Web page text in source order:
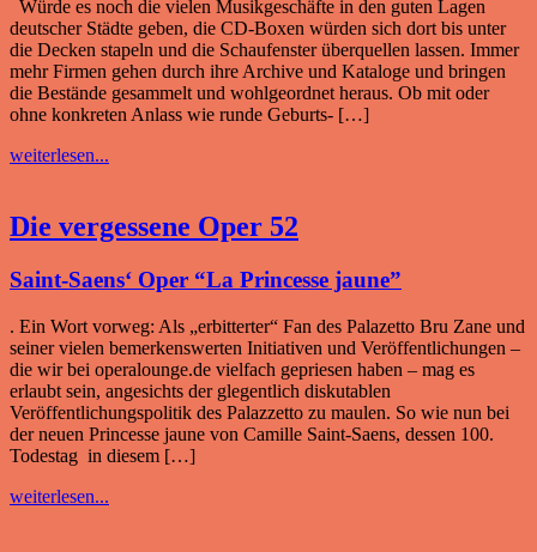
Würde es noch die vielen Musikgeschäfte in den guten Lagen
deutscher Städte geben, die CD-Boxen würden sich dort bis unter
die Decken stapeln und die Schaufenster überquellen lassen. Immer
mehr Firmen gehen durch ihre Archive und Kataloge und bringen
die Bestände gesammelt und wohlgeordnet heraus. Ob mit oder
ohne konkreten Anlass wie runde Geburts- […]
weiterlesen...
Die vergessene Oper 52
Saint-Saens‘ Oper “La Princesse jaune”
. Ein Wort vorweg: Als „erbitterter“ Fan des Palazetto Bru Zane und
seiner vielen bemerkenswerten Initiativen und Veröffentlichungen –
die wir bei operalounge.de vielfach gepriesen haben – mag es
erlaubt sein, angesichts der glegentlich diskutablen
Veröffentlichungspolitik des Palazzetto zu maulen. So wie nun bei
der neuen Princesse jaune von Camille Saint-Saens, dessen 100.
Todestag in diesem […]
weiterlesen...